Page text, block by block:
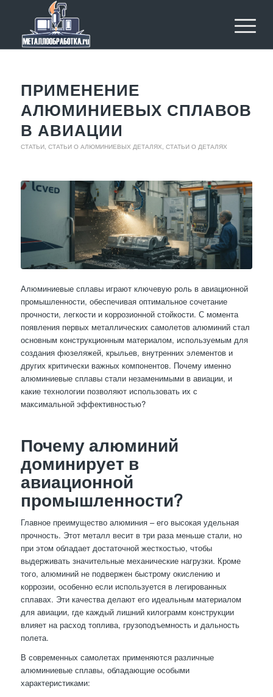
ПРИМЕНЕНИЕ
АЛЮМИНИЕВЫХ СПЛАВОВ
В АВИАЦИИ
СТАТЬИ, СТАТЬИ О АЛЮМИНИЕВЫХ ДЕТАЛЯХ СТАТЬИ О ДЕТАЛЯХ
Алюминиевые сплавы играют ключевую роль в авиационной
промышленности, обеспечивая оптимальное сочетание
прочности, легкости и коррозионной стойкости. С момента
появления первых металлических самолетов алюминий стал
основным конструкционным материалом, используемым для
создания фюзеляжей, крыльев, внутренних элементов и
других критически важных компонентов. Почему именно
алюминиевые сплавы стали незаменимыми в авиации, и
какие технологии позволяют использовать их с
максимальной эффективностью?
Почему алюминий
доминирует в
авиационной
промышленности?
Главное преимущество алюминия – его высокая удельная
прочность. Этот металл весит в три раза меньше стали, но
при этом обладает достаточной жесткостью, чтобы
выдерживать значительные механические нагрузки. Кроме
того, алюминий не подвержен быстрому окислению и
коррозии, особенно если используется в легированных
сплавах. Эти качества делают его идеальным материалом
для авиации, где каждый лишний килограмм конструкции
влияет на расход топлива, грузоподъемность и дальность
полета.
В современных самолетах применяются различные
алюминиевые сплавы, обладающие особыми
характеристиками: